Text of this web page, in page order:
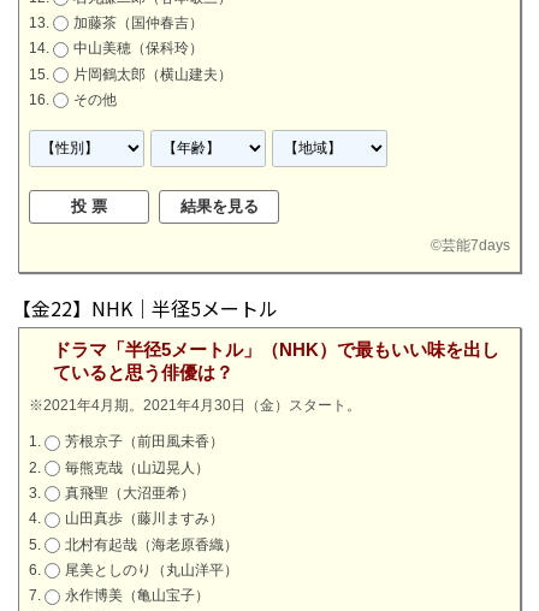
加藤茶（国仲春吉）
中山美穂（保科玲）
片岡鶴太郎（横山建夫）
その他
©芸能7days
【金22】NHK｜半径5メートル
ドラマ「半径5メートル」（NHK）で最もいい味を出し
ていると思う俳優は？
※2021年4月期。2021年4月30日（金）スタート。
芳根京子（前田風未香）
毎熊克哉（山辺晃人）
真飛聖（大沼亜希）
山田真歩（藤川ますみ）
北村有起哉（海老原香織）
尾美としのり（丸山洋平）
永作博美（亀山宝子）